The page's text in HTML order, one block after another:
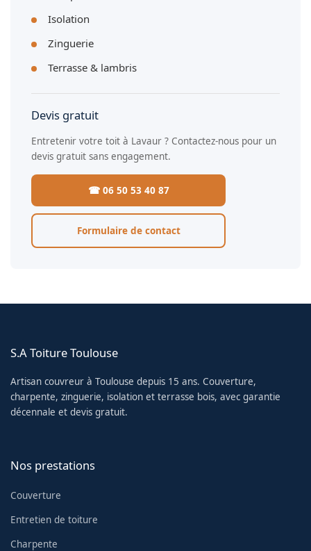
Isolation
Zinguerie
Terrasse & lambris
Devis gratuit
Entretenir votre toit à Lavaur ? Contactez-nous pour un
devis gratuit sans engagement.
☎ 06 50 53 40 87
Formulaire de contact
S.A Toiture Toulouse
Artisan couvreur à Toulouse depuis 15 ans. Couverture,
charpente, zinguerie, isolation et terrasse bois, avec garantie
décennale et devis gratuit.
Nos prestations
Couverture
Entretien de toiture
Charpente